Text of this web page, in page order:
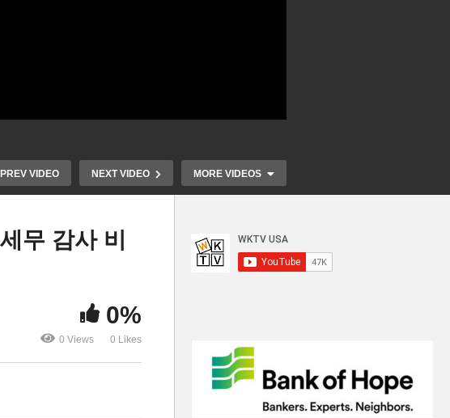
PREV VIDEO NEXT VIDEO MORE VIDEOS
무 감사 비
0%
0 Views 0 Likes